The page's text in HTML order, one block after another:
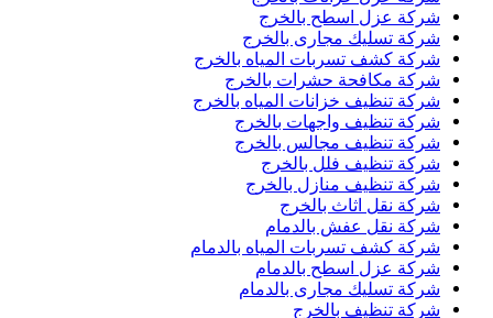
شركة عزل اسطح بالخرج
شركة تسليك مجارى بالخرج
شركة كشف تسربات المياه بالخرج
شركة مكافحة حشرات بالخرج
شركة تنظيف خزانات المياه بالخرج
شركة تنظيف واجهات بالخرج
شركة تنظيف مجالس بالخرج
شركة تنظيف فلل بالخرج
شركة تنظيف منازل بالخرج
شركة نقل اثاث بالخرج
شركة نقل عفش بالدمام
شركة كشف تسربات المياه بالدمام
شركة عزل اسطح بالدمام
شركة تسليك مجارى بالدمام
شركة تنظيف بالخرج